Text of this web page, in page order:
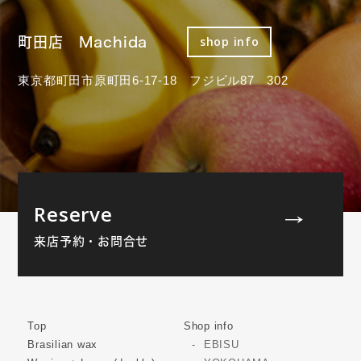
町田店 Machida shop info
東京都町田市原町田6-17-18 フジビル87 302
Reserve
来店予約・お問合せ
Top
Brasilian wax
Shop info
EBISU